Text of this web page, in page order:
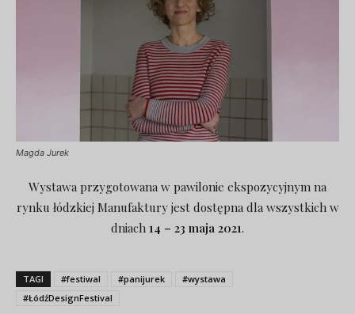
Magda Jurek
Wystawa przygotowana w pawilonie ekspozycyjnym na
rynku łódzkiej Manufaktury jest dostępna dla wszystkich w
dniach 14 – 23 maja 2021.
TAGI #festiwal #panijurek
#wystawa
#ŁódźDesignFestival